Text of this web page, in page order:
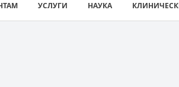
УСЛУГИ НАУКА